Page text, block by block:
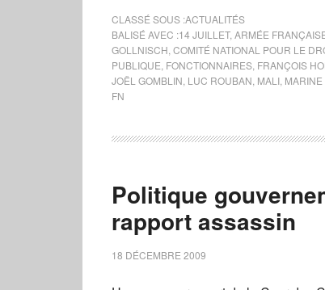
CLASSÉ SOUS :ACTUALITÉS
BALISÉ AVEC :14 JUILLET, ARMÉE
GOLLNISCH COMITÉ NATIONAL POUR LE
PUBLIQUE FONCTIONNAIRES FRANÇOIS
JOËL GOMBLIN LUC ROUBAN MALI
FN
Politique
rapport assassin
18 DÉCEMBRE 2009